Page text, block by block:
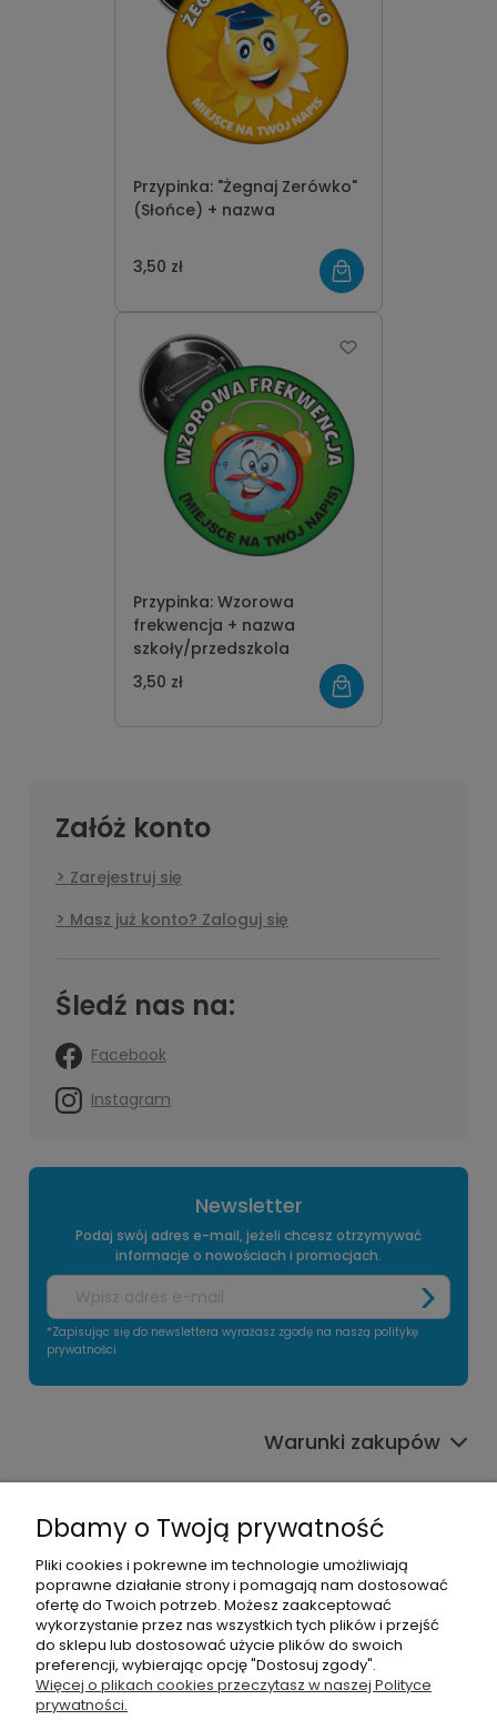
Przypinka: "Żegnaj Zerówko"
(Słońce) + nazwa
3,50 zł
Przypinka: Wzorowa
frekwencja + nazwa
szkoły/przedszkola
3,50 zł
Załóż konto
Zarejestruj się
Masz już konto? Zaloguj się
Śledź nas na:
Facebook
Instagram
Newsletter
Podaj swój adres e-mail, jeżeli chcesz otrzymywać
informacje o nowościach i promocjach.
*Zapisując się do newslettera wyrażasz zgodę na naszą politykę
prywatności
Warunki zakupów
Informacje o sklepie
Moje konto
Pomoc
Dbamy o Twoją prywatność
Pliki cookies i pokrewne im technologie umożliwiają
poprawne działanie strony i pomagają nam dostosować
ofertę do Twoich potrzeb. Możesz zaakceptować
wykorzystanie przez nas wszystkich tych plików i przejść
do sklepu lub dostosować użycie plików do swoich
preferencji, wybierając opcję "Dostosuj zgody".
Więcej o plikach cookies przeczytasz w naszej Polityce
prywatności.